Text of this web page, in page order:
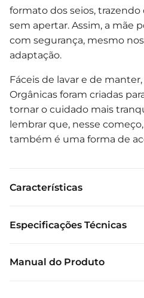
formato dos seios,
sem apertar. Assim, a mãe
com segurança, mesmo
adaptação.
Fáceis de lavar e de
Orgânicas foram criadas
tornar o cuidado mais
lembrar que, nesse
também é uma forma de
Características
Especificações Técnicas
Manual do Produto